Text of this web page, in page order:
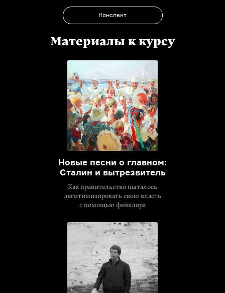
Конспект
Материалы к курсу
Новые песни о главном:
Сталин и вытрезвитель
Как правительство пыталось
легитимизировать свою власть
с помощью фейклора